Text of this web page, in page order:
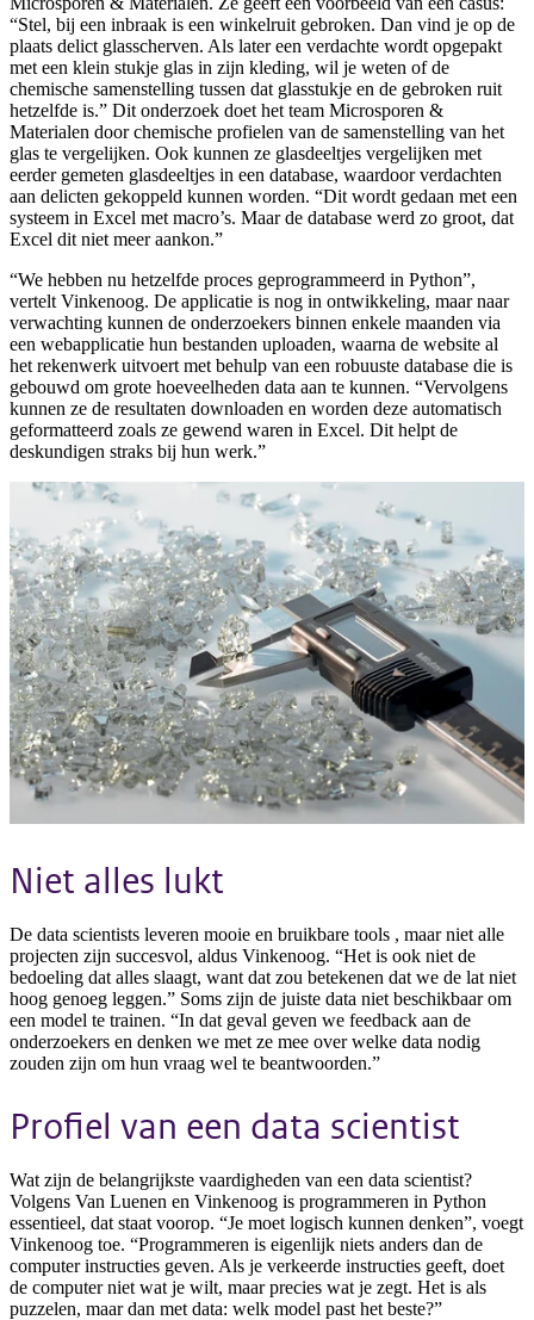
“Stel, bij een inbraak is een winkelruit gebroken. Dan vind je op de
plaats delict glasscherven. Als later een verdachte wordt opgepakt
met een klein stukje glas in zijn kleding, wil je weten of de
chemische samenstelling tussen dat glasstukje en de gebroken ruit
hetzelfde is.” Dit onderzoek doet het team Microsporen &
Materialen door chemische profielen van de samenstelling van het
glas te vergelijken. Ook kunnen ze glasdeeltjes vergelijken met
eerder gemeten glasdeeltjes in een database, waardoor verdachten
aan delicten gekoppeld kunnen worden. “Dit wordt gedaan met een
systeem in Excel met macro’s. Maar de database werd zo groot, dat
Excel dit niet meer aankon.”
“We hebben nu hetzelfde proces geprogrammeerd in Python”,
vertelt Vinkenoog. De applicatie is nog in ontwikkeling, maar naar
verwachting kunnen de onderzoekers binnen enkele maanden via
een webapplicatie hun bestanden uploaden, waarna de website al
het rekenwerk uitvoert met behulp van een robuuste database die is
gebouwd om grote hoeveelheden data aan te kunnen. “Vervolgens
kunnen ze de resultaten downloaden en worden deze automatisch
geformatteerd zoals ze gewend waren in Excel. Dit helpt de
deskundigen straks bij hun werk.”
Niet alles lukt
De data scientists leveren mooie en bruikbare tools , maar niet alle
projecten zijn succesvol, aldus Vinkenoog. “Het is ook niet de
bedoeling dat alles slaagt, want dat zou betekenen dat we de lat niet
hoog genoeg leggen.” Soms zijn de juiste data niet beschikbaar om
een model te trainen. “In dat geval geven we feedback aan de
onderzoekers en denken we met ze mee over welke data nodig
zouden zijn om hun vraag wel te beantwoorden.”
Profiel van een data scientist
Wat zijn de belangrijkste vaardigheden van een data scientist?
Volgens Van Luenen en Vinkenoog is programmeren in Python
essentieel, dat staat voorop. “Je moet logisch kunnen denken”, voegt
Vinkenoog toe. “Programmeren is eigenlijk niets anders dan de
computer instructies geven. Als je verkeerde instructies geeft, doet
de computer niet wat je wilt, maar precies wat je zegt. Het is als
puzzelen, maar dan met data: welk model past het beste?”